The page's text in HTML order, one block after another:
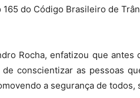
do Código Brasileiro de
Rocha, enfatizou que
conscientizar as pessoas
a segurança de todos,